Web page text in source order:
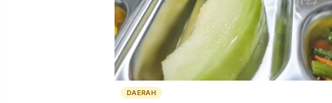
SERVICE
DAERAH